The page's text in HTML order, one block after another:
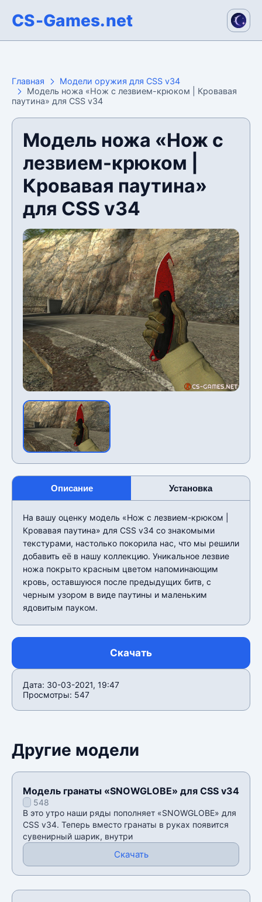
CS-Games.net
Главная
Модели оружия для CSS v34
Модель ножа «Нож с лезвием-крюком | Кровавая
паутина» для CSS v34
Модель ножа «Нож с
лезвием-крюком |
Кровавая паутина»
для CSS v34
Описание Установка
На вашу оценку модель «Нож с лезвием-крюком |
Кровавая паутина» для CSS v34 со знакомыми
текстурами, настолько покорила нас, что мы решили
добавить её в нашу коллекцию. Уникальное лезвие
ножа покрыто красным цветом напоминающим
кровь, оставшуюся после предыдущих битв, с
черным узором в виде паутины и маленьким
ядовитым пауком.
Скачать
Дата: 30-03-2021, 19:47
Просмотры: 547
Другие модели
Модель гранаты «SNOWGLOBE» для CSS v34
548
В это утро наши ряды пополняет «SNOWGLOBE» для
CSS v34. Теперь вместо гранаты в руках появится
сувенирный шарик, внутри
Скачать